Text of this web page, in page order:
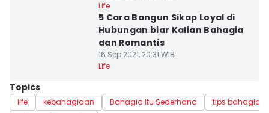
Life
5 Cara Bangun Sikap Loyal di
Hubungan biar Kalian Bahagia
dan Romantis
16 Sep 2021, 20:31 WIB
Life
Topics
life kebahagiaan Bahagia Itu Sederhana
tips bahagia